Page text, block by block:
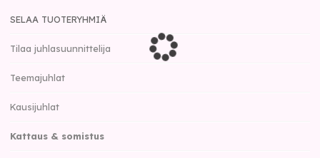
SELAA TUOTERYHMIÄ
Tilaa juhlasuunnittelija
Teemajuhlat
Kausijuhlat
Kattaus & somistus